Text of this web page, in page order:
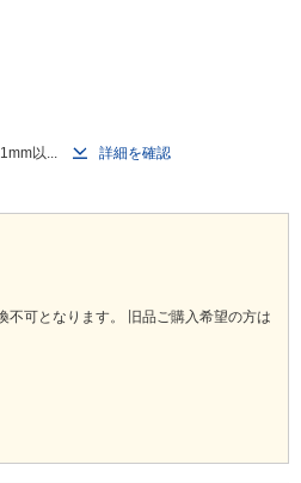
以...
詳細を確認
可となります。 旧品ご購入希望の方は